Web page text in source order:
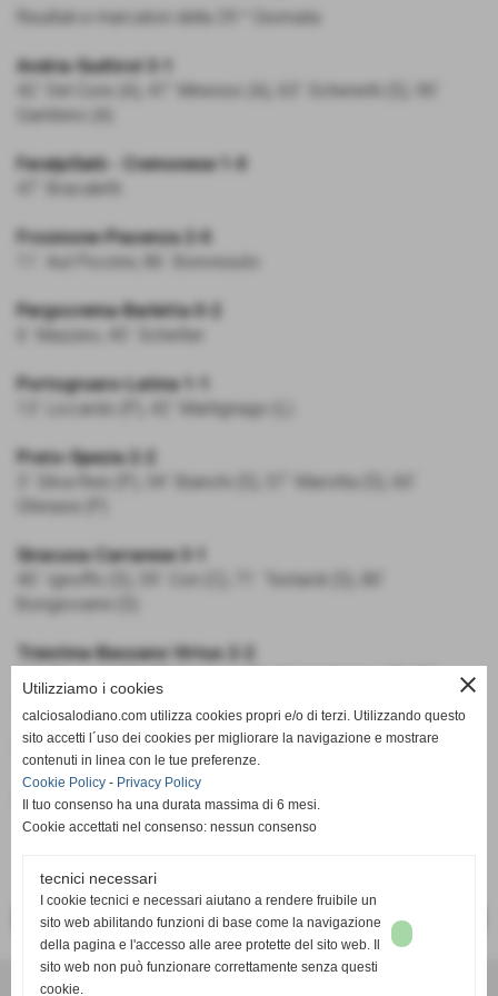
Risultati e marcatori della 29 ^ Giornata
Andria-Sudtirol 3-1
42´ Del Core (A), 47´ Minesso (A), 63´ Schenetti (S), 90´
Gambino (A)
FeralpiSalò - Cremonese 1-0
47´ Bracaletti
Frosinone-Piacenza 2-0
Pergocrema-Barletta 0-2
6´ Mazzeo, 45´ Schetter
Portogruaro-Latina 1-1
13´ Liccardo (P), 42´ Martignago (L)
Prato-Spezia 2-2
3´ Silva Reis (P), 34´ Bianchi (S), 57´ Marotta (S), 60´
Ghinassi (P)
Siracusa-Carrarese 3-1
40´ Ignoffo (S), 59´ Cori (C), 71´ Testardi (S), 80´
Bongiovanni (S)
Triestina-Bassano Virtus 2-2
Virtus Lanciano - Trapani 0-0
Fonte:Ufficio Stampa
<< PRECEDENTE SUCCESSIVO >>
close
Utilizziamo i cookies
calciosalodiano.com utilizza cookies propri e/o di terzi. Utilizzando questo
sito accetti l´uso dei cookies per migliorare la navigazione e mostrare
contenuti in linea con le tue preferenze.
Cookie Policy - Privacy Policy
Il tuo consenso ha una durata massima di 6 mesi.
Cookie accettati nel consenso: nessun consenso
tecnici necessari
I cookie tecnici e necessari aiutano a rendere fruibile un
sito web abilitando funzioni di base come la navigazione
della pagina e l'accesso alle aree protette del sito web. Il
sito web non può funzionare correttamente senza questi
cookie.